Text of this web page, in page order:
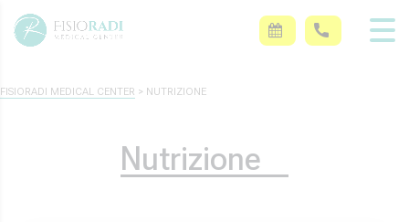
Nutrizione
FISIORADI MEDICAL CENTER > NUTRIZIONE